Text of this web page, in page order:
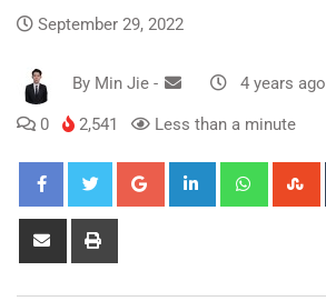
September 29, 2022
By Min Jie - 4 years ago
0 2,541 Less than a minute